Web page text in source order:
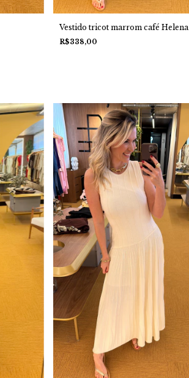
Vestido tricot marrom café Helena
R$338,00